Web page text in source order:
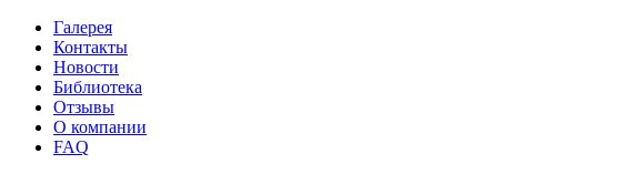
Галерея
Контакты
Новости
Библиотека
Отзывы
О компании
FAQ